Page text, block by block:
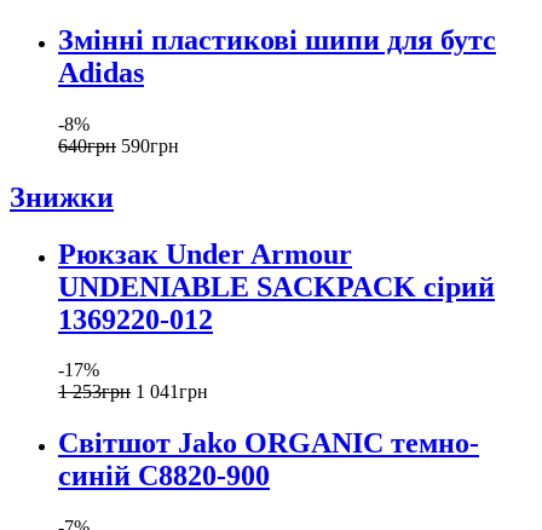
Змінні пластикові шипи для бутс
Adidas
-8%
640грн 590грн
Знижки
Рюкзак Under Armour
UNDENIABLE SACKPACK сірий
1369220-012
-17%
1 253грн 1 041грн
Світшот Jako ORGANIC темно-
синій C8820-900